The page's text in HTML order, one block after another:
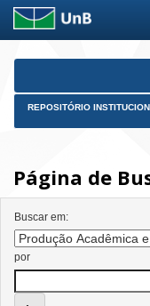
Skip
REPOSITÓRIO
Página de
Buscar em:
por